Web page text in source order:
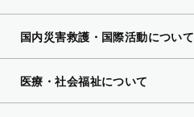
国内災害救護・国際活動について
医療・社会福祉について